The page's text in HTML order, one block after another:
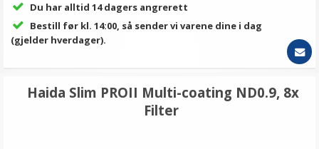
Du har alltid 14 dagers angrerett
Bestill før kl. 14:00, så sender vi varene dine i dag
(gjelder hverdager).
Haida Slim PROII Multi-coating ND0.9, 8x
Filter